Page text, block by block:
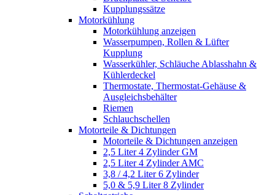
Kupplungssätze
Motorkühlung
Motorkühlung anzeigen
Wasserpumpen, Rollen & Lüfter
Kupplung
Wasserkühler, Schläuche Ablasshahn &
Kühlerdeckel
Thermostate, Thermostat-Gehäuse &
Ausgleichsbehälter
Riemen
Schlauchschellen
Motorteile & Dichtungen
Motorteile & Dichtungen anzeigen
2,5 Liter 4 Zylinder GM
2,5 Liter 4 Zylinder AMC
3,8 / 4,2 Liter 6 Zylinder
5,0 & 5,9 Liter 8 Zylinder